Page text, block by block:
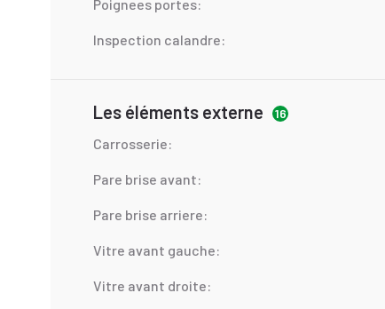
Poignees portes:
Inspection calandre:
Les éléments externe 16
Carrosserie:
Pare brise avant:
Pare brise arriere:
Vitre avant gauche:
Vitre avant droite: